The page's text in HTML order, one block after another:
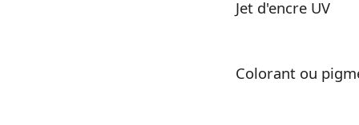
Jet d'encre UV
Colorant ou